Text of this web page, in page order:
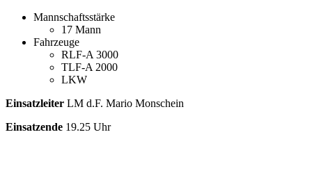
Mannschaftsstärke
17 Mann
Fahrzeuge
RLF-A 3000
TLF-A 2000
LKW
Einsatzleiter LM d.F. Mario Monschein
Einsatzende 19.25 Uhr